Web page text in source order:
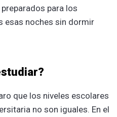
para los
esas noches sin dormir
que los niveles escolares
no son iguales. En el